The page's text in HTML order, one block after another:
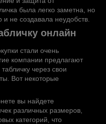
была легко заметна, но
не создавала неудобств.
онлайн
стали очень
компании предлагают
через свои
Вот некоторые
вы найдете
различных размеров,
категорий, что